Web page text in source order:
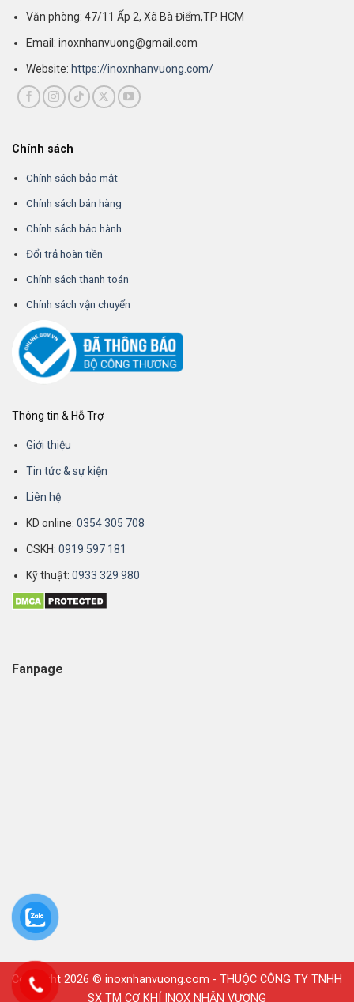
Văn phòng: 47/11 Ấp 2, Xã Bà Điểm,TP. HCM
Email: inoxnhanvuong@gmail.com
Website: https://inoxnhanvuong.com/
Chính sách
Chính sách bảo mật
Chính sách bán hàng
Chính sách bảo hành
Đổi trả hoàn tiền
Chính sách thanh toán
Chính sách vận chuyển
Thông tin & Hỗ Trợ
Giới thiệu
Tin tức & sự kiện
Liên hệ
KD online:0354 305 708
CSKH: 0919 597 181
Kỹ thuật:0933 329 980
Fanpage
Copyright 2026 © inoxnhanvuong.com - THUỘC CÔNG TY TNHH
SX TM CƠ KHÍ INOX NHẪN VƯỢNG